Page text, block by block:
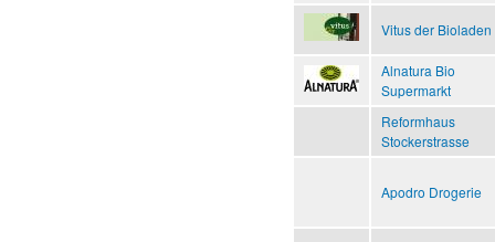
Vitus der Bioladen
Alnatura Bio
Supermarkt
Reformhaus
Stockerstrasse
Apodro Drogerie